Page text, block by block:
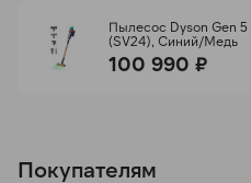
Пылесос Dyson Gen 5
(SV24), Синий/Медь
100 990 ₽
Покупателям